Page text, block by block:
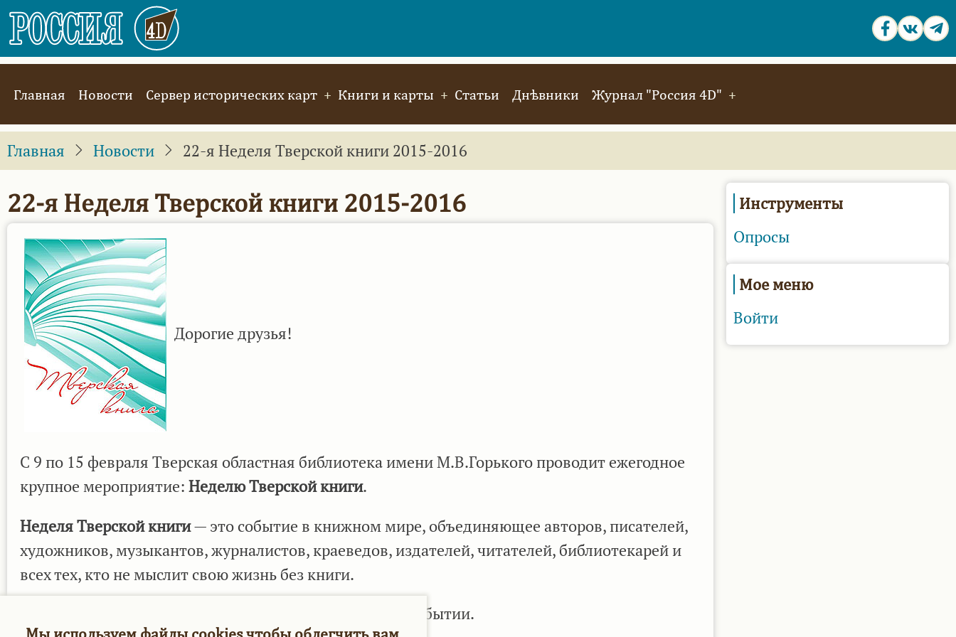
Перейти
основному
Main
navigation
Главная Новости Сервер исторических карт Книги и карты Статьи Днѣвники Журнал "Россия 4D"
Главная Новости 22-я Неделя Тверской книги 2015-2016
22-я Неделя Тверской книги 2015-2016
Дорогие друзья!
С 9 по 15 февраля Тверская областная библиотека имени М.В.Горького проводит ежегодное
крупное мероприятие: Неделю Тверской книги.
Неделя Тверской книги— это событие в книжном мире, объединяющее авторов, писателей,
художников, музыкантов, журналистов, краеведов, издателей, читателей, библиотекарей и
всех тех, кто не мыслит свою жизнь без книги.
Журнал "Россия 4D" также принимает участие в этом событии.
Инструменты
Опросы
Мое меню
Войти